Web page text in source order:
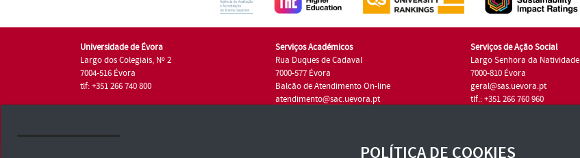
Universidade de Évora
Largo dos Colegiais, Nº 2
7004-516 Évora
tlf: +351 266 740 800
Serviços Académicos
Rua Duques de Cadaval
7000-577 Évora
Balcão de Atendimento On-line
atendimento@sac.uevora.pt
Serviços de Ação Social
Largo Senhora da Natividade
7000-810 Évora
geral@sas.uevora.pt
tlf.: +351 266 760 960
POLÍTICA DE COOKIES